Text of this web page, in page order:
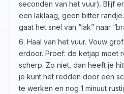
seconden van het vuur). Blijf
een laklaag, geen bitter
gaat het snel van “lak” naar
6. Haal van het vuur. Vouw
erdoor. Proef: de ketjap moet
scherp. Zo niet, dan heeft je
je kunt het redden door een
te werken en nog 1 minuut